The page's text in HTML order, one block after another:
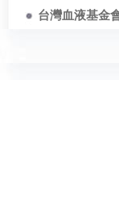
台灣血液基金